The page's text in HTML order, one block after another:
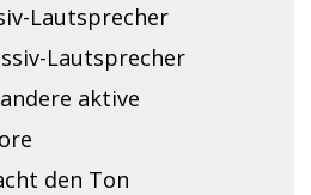
Lautsprecher
Lautsprecher
aktive
den Ton